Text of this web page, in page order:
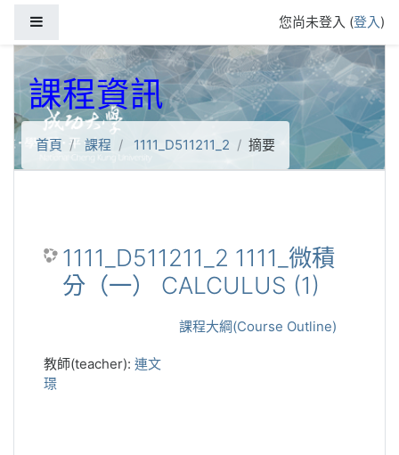
您尚未登入 (登入)
課程資訊
首頁 課程 1111_D511211_2 摘要
1111_D511211_2 1111_微積
分（一） CALCULUS (1)
課程大綱(Course Outline)
教師(teacher): 連文
璟